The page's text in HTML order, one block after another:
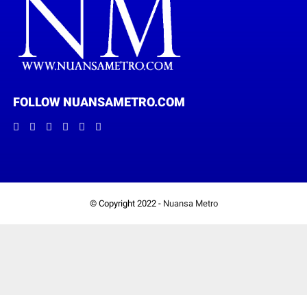
FOLLOW NUANSAMETRO.COM
© Copyright 2022 - Nuansa Metro